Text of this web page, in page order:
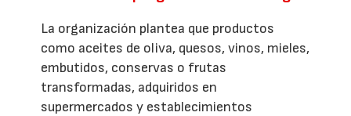
La organización plantea que productos
como aceites de oliva, quesos, vinos, mieles,
embutidos, conservas o frutas
transformadas, adquiridos en
supermercados y establecimientos